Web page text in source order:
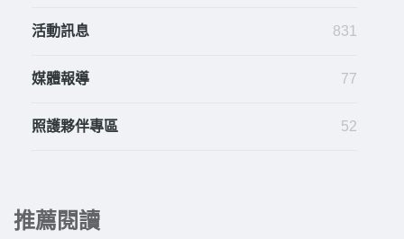
活動訊息 831
媒體報導 77
照護夥伴專區 52
推薦閱讀